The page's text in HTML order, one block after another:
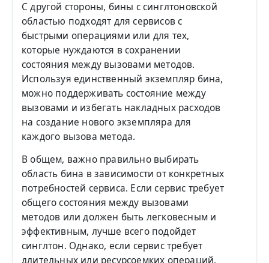
С другой стороны, бины с синглтоновской
областью подходят для сервисов с
быстрыми операциями или для тех,
которые нуждаются в сохранении
состояния между вызовами методов.
Используя единственный экземпляр бина,
можно поддерживать состояние между
вызовами и избегать накладных расходов
на создание нового экземпляра для
каждого вызова метода.
В общем, важно правильно выбирать
область бина в зависимости от конкретных
потребностей сервиса. Если сервис требует
общего состояния между вызовами
методов или должен быть легковесным и
эффективным, лучше всего подойдет
синглтон. Однако, если сервис требует